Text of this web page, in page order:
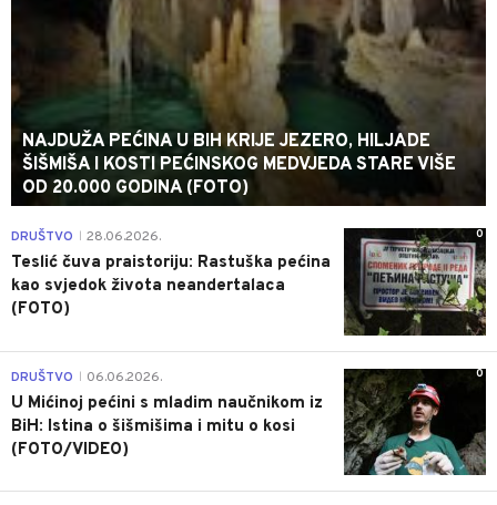
NAJDUŽA PEĆINA U BIH KRIJE JEZERO, HILJADE
ŠIŠMIŠA I KOSTI PEĆINSKOG MEDVJEDA STARE VIŠE
OD 20.000 GODINA (FOTO)
0
DRUŠTVO 28.06.2026.
Teslić čuva praistoriju: Rastuška pećina
kao svjedok života neandertalaca
(FOTO)
0
DRUŠTVO 06.06.2026.
U Mićinoj pećini s mladim naučnikom iz
BiH: Istina o šišmišima i mitu o kosi
(FOTO/VIDEO)